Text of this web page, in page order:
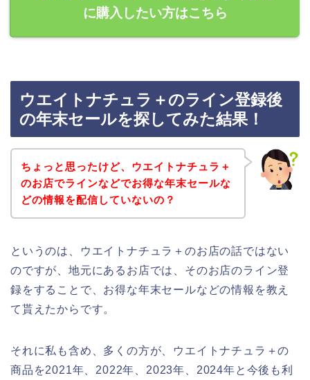
に購入したい方はこちら
ウエイトナチュラ＋のライン登録後
の年末セールを探してみた結果！
ちょっと思ったけど、ウエイトナチュラ＋
のお店でラインなどでお得な年末セールな
どの情報を配信していないの？
というのは、ウエイトナチュラ＋のお店の話ではない
のですが、地元にあるお店では、そのお店のライン登
録をすることで、お得な年末セールなどの情報を教え
て貰えたからです。
それに私も含め、多くの方が、ウエイトナチュラ＋の
商品を2021年、2022年、2023年、2024年と今後も利